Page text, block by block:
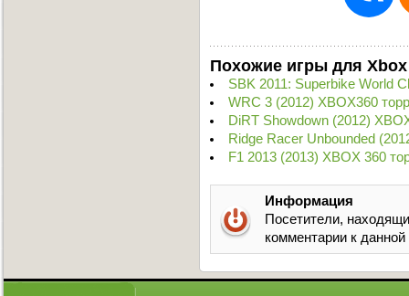
Похожие игры для Xbox
SBK 2011: Superbike World
WRC 3 (2012) XBOX360
DiRT Showdown (2012)
Ridge Racer Unbounded
F1 2013 (2013) XBOX 360
Информация
Посетители,
комментарии к